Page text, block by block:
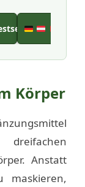
Körper
Anstatt
maskieren,